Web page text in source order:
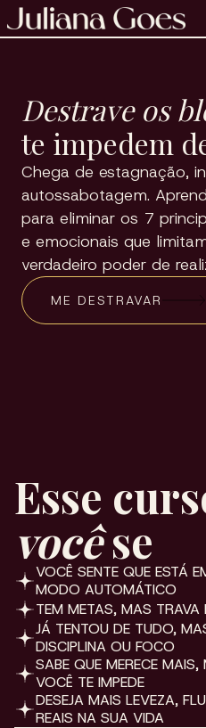
Destrave os
te impedem
Chega de estagnação,
autossabotagem.
para eliminar os 7
e emocionais que
verdadeiro poder de
ME DESTRAVAR
Esse
vocêse
VOCÊ SENTE QUE ESTÁ
MODO AUTOMÁTICO
TEM METAS, MAS TRAVA
JÁ TENTOU DE TUDO,
DISCIPLINA OU FOCO
SABE QUE MERECE
VOCÊ TE IMPEDE
DESEJA MAIS LEVEZA,
REAIS NA SUA VIDA